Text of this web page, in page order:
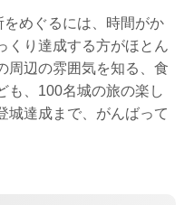
めぐるには、時間がか
くり達成する方がほとん
周辺の雰囲気を知る、食
も、100名城の旅の楽し
城達成まで、がんばって